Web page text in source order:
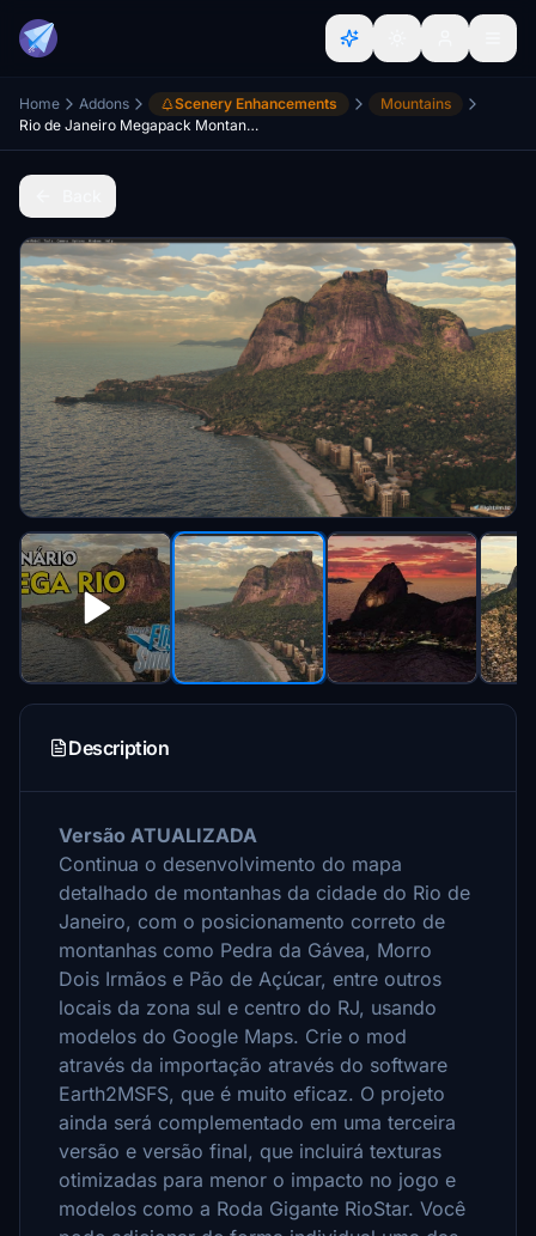
Home Addons Scenery Enhancements
Mountains
Rio de Janeiro Megapack Montanhas
Description
Versão ATUALIZADA
Continua o desenvolvimento do mapa
detalhado de montanhas da cidade do Rio de
Janeiro, com o posicionamento correto de
montanhas como Pedra da Gávea, Morro
Dois Irmãos e Pão de Açúcar, entre outros
locais da zona sul e centro do RJ, usando
modelos do Google Maps. Crie o mod
através da importação através do software
Earth2MSFS, que é muito eficaz. O projeto
ainda será complementado em uma terceira
versão e versão final, que incluirá texturas
otimizadas para menor o impacto no jogo e
modelos como a Roda Gigante RioStar. Você